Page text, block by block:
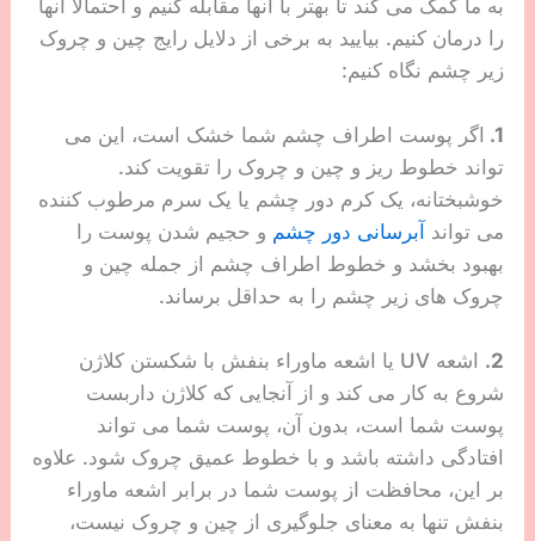
به ما کمک می کند تا بهتر با آنها مقابله کنیم و احتمالاً آنها
را درمان کنیم. بیایید به برخی از دلایل رایج چین و چروک
زیر چشم نگاه کنیم:
1. اگر پوست اطراف چشم شما خشک است، این می
تواند خطوط ریز و چین و چروک را تقویت کند.
خوشبختانه، یک کرم دور چشم یا یک سرم مرطوب کننده
می تواند آبرسانی دور چشم و حجیم شدن پوست را
بهبود بخشد و خطوط اطراف چشم از جمله چین و
چروک های زیر چشم را به حداقل برساند.
2.
اشعه UV یا اشعه ماوراء بنفش با شکستن کلاژن
شروع به کار می کند و از آنجایی که کلاژن داربست
پوست شما است، بدون آن، پوست شما می تواند
افتادگی داشته باشد و با خطوط عمیق چروک شود. علاوه
بر این، محافظت از پوست شما در برابر اشعه ماوراء
بنفش تنها به معنای جلوگیری از چین و چروک نیست،